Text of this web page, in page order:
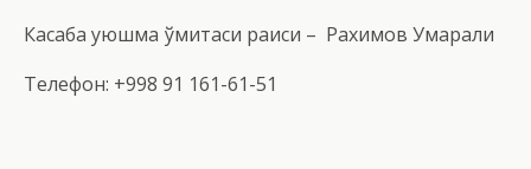
Касаба уюшма қўмитаси раиси – Рахимов Умарали
Телефон: +998 91 161-61-51